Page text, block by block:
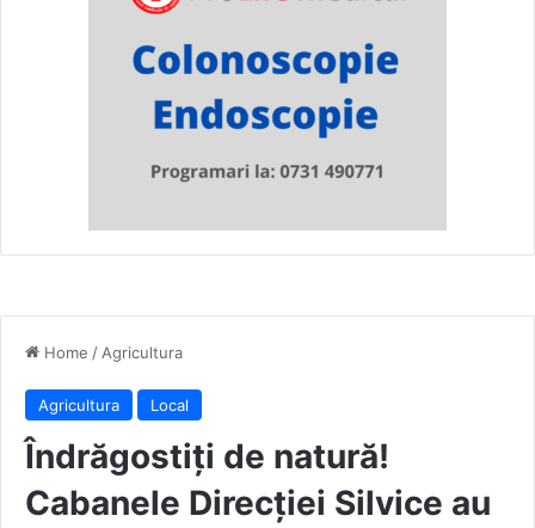
Home / Agricultura
Agricultura Local
Îndrăgostiți de natură!
Cabanele Direcției Silvice au